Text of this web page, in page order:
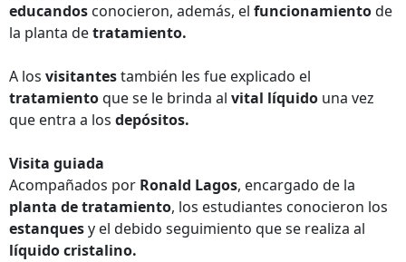
educandos conocieron, además, el funcionamientode
la planta detratamiento.
A los visitantestambién les fue explicado el
tratamientoque se le brinda al vital líquido una vez
que entra a los depósitos.
Visita guiada
Acompañados por Ronald Lagos, encargado de la
planta de tratamiento, los estudiantes conocieron los
estanquesy el debido seguimiento que se realiza al
líquido cristalino.